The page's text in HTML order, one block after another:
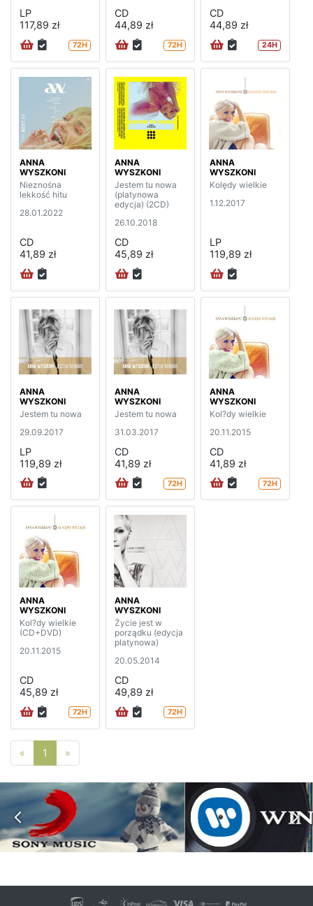
LP
117,89 zł
72H
CD
44,89 zł
72H
CD
44,89 zł
24H
ANNA
WYSZKONI
Nieznośna
lekkość hitu
28.01.2022
CD
41,89 zł
ANNA
WYSZKONI
Jestem tu nowa
(platynowa
edycja) (2CD)
26.10.2018
CD
45,89 zł
ANNA
WYSZKONI
Kolędy wielkie
1.12.2017
LP
119,89 zł
ANNA
WYSZKONI
Jestem tu nowa
29.09.2017
LP
119,89 zł
ANNA
WYSZKONI
Jestem tu nowa
31.03.2017
CD
41,89 zł
72H
ANNA
WYSZKONI
Kol?dy wielkie
20.11.2015
CD
41,89 zł
72H
ANNA
WYSZKONI
Kol?dy wielkie
(CD+DVD)
20.11.2015
CD
45,89 zł
72H
ANNA
WYSZKONI
Życie jest w
porządku (edycja
platynowa)
20.05.2014
CD
49,89 zł
72H
« Poprzednia strona
1 »